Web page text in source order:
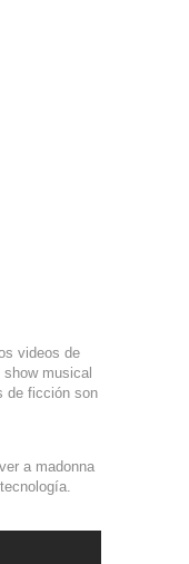
videos de
musical
de ficción son
a madonna